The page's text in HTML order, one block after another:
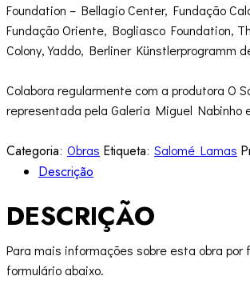
Foundation – Bellagio Center, Fundação
Fundação Oriente, Bogliasco Foundation,
Colony, Yaddo, Berliner Künstlerprogramm
Colabora regularmente com a produtora O
representada pela Galeria Miguel Nabinho
Categoria: Obras Etiqueta: Salomé Lamas
Descrição
DESCRIÇÃO
Para mais informações sobre esta obra por
formulário abaixo.